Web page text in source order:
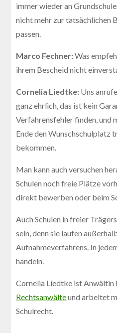
immer wieder an
nicht mehr zur tatsächlichen
passen.
Marco Fechner:Was
ihrem Bescheid nicht
Cornelia Liedtke: Uns
ganz ehrlich, das ist kein
Verfahrensfehler finden, und
Ende den Wunschschulplatz
bekommen.
Man kann auch versuchen
Schulen noch freie Plätze
direkt bewerben oder beim
Auch Schulen in freier
sein, denn sie laufen
Aufnahmeverfahrens. In
handeln.
Cornelia Liedtke ist Anwältin
Rechtsanwälteund arbeitet
Schulrecht.